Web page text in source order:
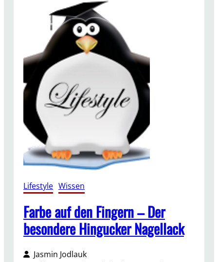
Lifestyle Wissen
Farbe auf den Fingern – Der
besondere Hingucker Nagellack
Jasmin Jodlauk